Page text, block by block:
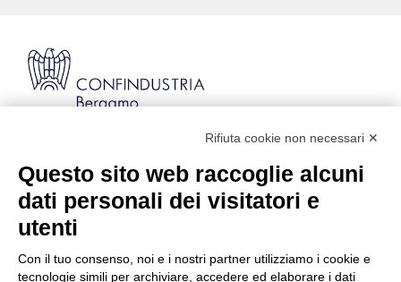
Codice Fiscale: 80021750163 | PEC:
info@pec.confindustriabergamo.it
CONFINDUSTRIA BERGAMO
Rifiuta cookie non necessari ✕
Questo sito web raccoglie alcuni
dati personali dei visitatori e
utenti
Con il tuo consenso, noi e i nostri partner utilizziamo i cookie e
tecnologie simili per archiviare, accedere ed elaborare i dati